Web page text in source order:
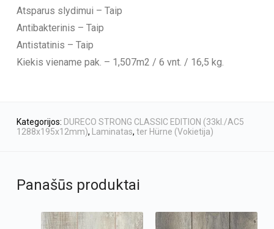
Atsparus slydimui – Taip
Antibakterinis – Taip
Antistatinis – Taip
Kiekis viename pak. – 1,507m2 / 6 vnt. / 16,5 kg.
Kategorijos: DURECO STRONG CLASSIC EDITION (33kl./AC5
1288x195x12mm), Laminatas, ter Hürne (Vokietija)
Panašūs produktai